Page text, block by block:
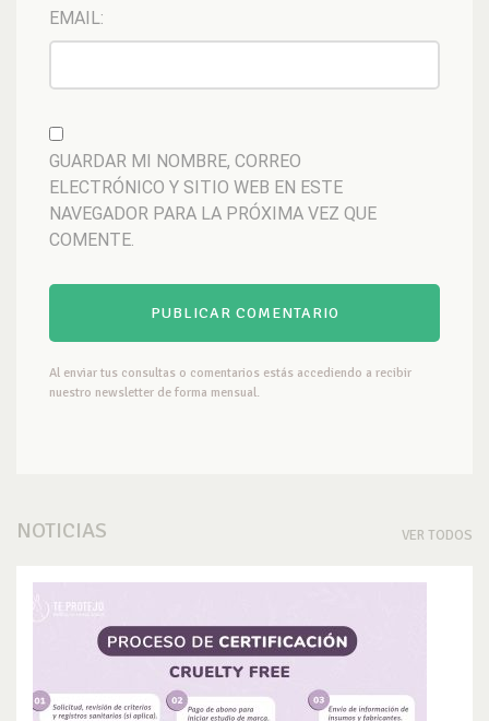
EMAIL:
GUARDAR MI NOMBRE, CORREO
ELECTRÓNICO Y SITIO WEB EN ESTE
NAVEGADOR PARA LA PRÓXIMA VEZ QUE
COMENTE.
Al enviar tus consultas o comentarios estás accediendo a recibir
nuestro newsletter de forma mensual.
NOTICIAS VER TODOS